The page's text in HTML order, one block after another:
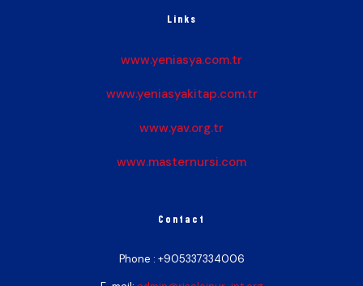
Links
www.yeniasya.com.tr
www.yeniasyakitap.com.tr
www.yav.org.tr
www.masternursi.com
Contact
Phone : +905337334006